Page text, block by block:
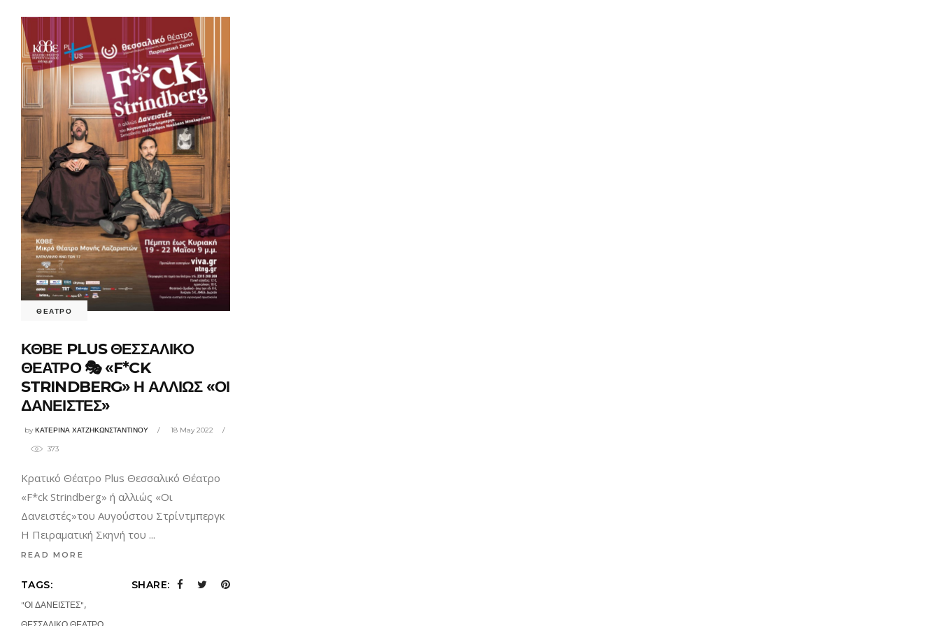
ΘΕΑΤΡΟ
ΚΘΒΕ PLUS ΘΕΣΣΑΛΙΚΟ
ΘΕΑΤΡΟ 🎭 «F*CK
STRINDBERG» Η ΑΛΛΙΩΣ «ΟΙ
ΔΑΝΕΙΣΤΕΣ»
byΚΑΤΕΡΙΝΑ ΧΑΤΖΗΚΩΝΣΤΑΝΤΙΝΟΥ 18 May 2022
373
Κρατικό Θέατρο Plus Θεσσαλικό Θέατρο
«F*ck Strindberg» ή αλλιώς «Οι
Δανειστές»του Αυγούστου Στρίντμπεργκ
Η Πειραματική Σκηνή του
READ MORE
TAGS:
"ΟΙ ΔΑΝΕΙΣΤΕΣ",
SHARE: